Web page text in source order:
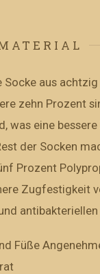
Socke aus
zehn Prozent
was eine
der Socken
Prozent
Zugfestigkeit
antibakteriellen
Füße